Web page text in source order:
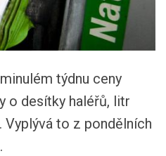
týdnu ceny
o desítky haléřů, litr
Vyplývá to z pondělních